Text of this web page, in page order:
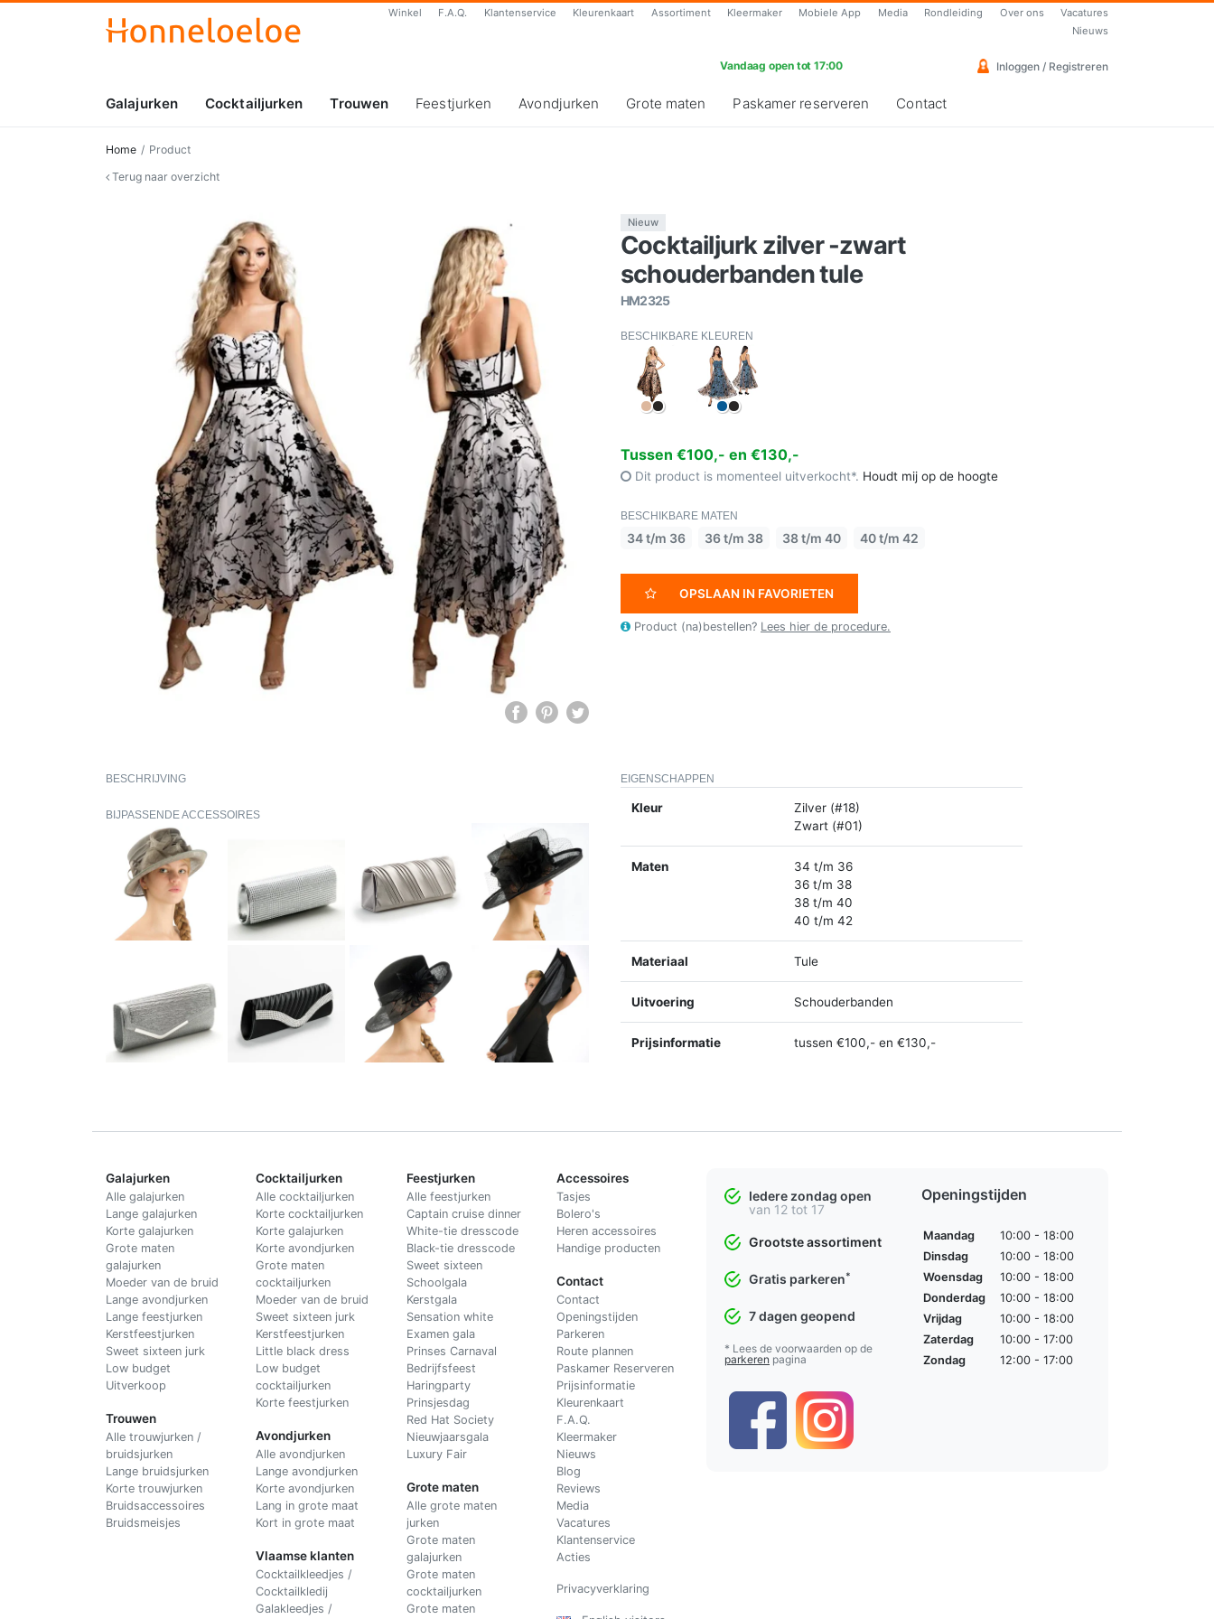
Winkel F.A.Q. Klantenservice Kleurenkaart Assortiment Kleermaker Mobiele App Media Rondleiding Over ons
Vacatures
Nieuws
Vandaag open tot 17:00 Inloggen / Registreren
Galajurken Cocktailjurken Trouwen Feestjurken Avondjurken Grote maten Paskamer reserveren Contact
Home
Product
Terug naar overzicht
Nieuw
Cocktailjurk zilver -zwart
schouderbanden tule
HM2325
BESCHIKBARE KLEUREN
Tussen €100,- en €130,-
Dit product is momenteel uitverkocht*. Houdt mij op de hoogte
BESCHIKBARE MATEN
34 t/m 36 36 t/m 38 38 t/m 40 40 t/m 42
OPSLAAN IN FAVORIETEN
Product (na)bestellen? Lees hier de procedure.
BESCHRIJVING
BIJPASSENDE ACCESSOIRES
EIGENSCHAPPEN
Kleur
Zilver (#18)
Zwart (#01)
Maten
34 t/m 36
36 t/m 38
38 t/m 40
40 t/m 42
Materiaal Tule
Uitvoering Schouderbanden
Prijsinformatie tussen €100,- en €130,-
Galajurken
Alle galajurken
Lange galajurken
Korte galajurken
Grote maten
galajurken
Moeder van de bruid
Lange avondjurken
Lange feestjurken
Kerstfeestjurken
Sweet sixteen jurk
Low budget
Uitverkoop
Trouwen
Alle trouwjurken /
bruidsjurken
Lange bruidsjurken
Korte trouwjurken
Bruidsaccessoires
Bruidsmeisjes
Cocktailjurken
Alle cocktailjurken
Korte cocktailjurken
Korte galajurken
Korte avondjurken
Grote maten
cocktailjurken
Moeder van de bruid
Sweet sixteen jurk
Kerstfeestjurken
Little black dress
Low budget
cocktailjurken
Korte feestjurken
Avondjurken
Alle avondjurken
Lange avondjurken
Korte avondjurken
Lang in grote maat
Kort in grote maat
Vlaamse klanten
Cocktailkleedjes /
Cocktailkledij
Galakleedjes /
Feestjurken
Alle feestjurken
Captain cruise dinner
White-tie dresscode
Black-tie dresscode
Sweet sixteen
Schoolgala
Kerstgala
Sensation white
Examen gala
Prinses Carnaval
Bedrijfsfeest
Haringparty
Prinsjesdag
Red Hat Society
Nieuwjaarsgala
Luxury Fair
Grote maten
Alle grote maten
jurken
Grote maten
galajurken
Grote maten
cocktailjurken
Grote maten
Accessoires
Tasjes
Bolero's
Heren accessoires
Handige producten
Contact
Contact
Openingstijden
Parkeren
Route plannen
Paskamer Reserveren
Prijsinformatie
Kleurenkaart
F.A.Q.
Kleermaker
Nieuws
Blog
Reviews
Media
Vacatures
Klantenservice
Acties
Privacyverklaring
Iedere zondag open
van 12 tot 17
Grootste assortiment
Gratis parkeren*
7 dagen geopend
* Lees de voorwaarden op de
parkeren pagina
Openingstijden
Maandag
10:00 - 18:00
Dinsdag
10:00 - 18:00
Woensdag
10:00 - 18:00
Donderdag
10:00 - 18:00
Vrijdag
10:00 - 18:00
Zaterdag
10:00 - 17:00
Zondag
12:00 - 17:00